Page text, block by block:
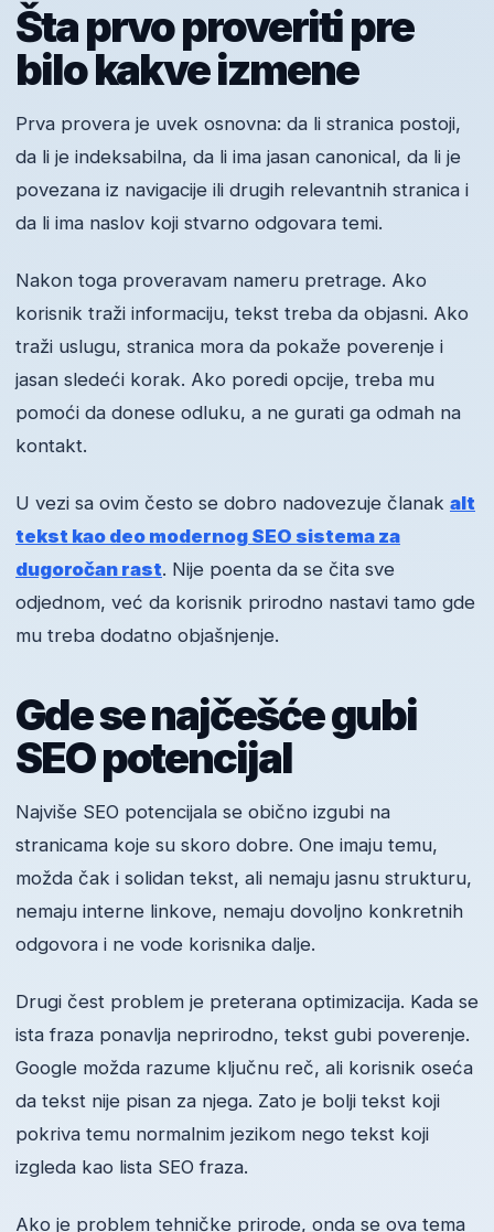
Šta prvo proveriti pre
bilo kakve izmene
Prva provera je uvek osnovna: da li stranica postoji,
da li je indeksabilna, da li ima jasan canonical, da li je
povezana iz navigacije ili drugih relevantnih stranica i
da li ima naslov koji stvarno odgovara temi.
Nakon toga proveravam nameru pretrage. Ako
korisnik traži informaciju, tekst treba da objasni. Ako
traži uslugu, stranica mora da pokaže poverenje i
jasan sledeći korak. Ako poredi opcije, treba mu
pomoći da donese odluku, a ne gurati ga odmah na
kontakt.
U vezi sa ovim često se dobro nadovezuje članak alt
tekst kao deo modernog SEO sistema za
dugoročan rast. Nije poenta da se čita sve
odjednom, već da korisnik prirodno nastavi tamo gde
mu treba dodatno objašnjenje.
Gde se najčešće gubi
SEO potencijal
Najviše SEO potencijala se obično izgubi na
stranicama koje su skoro dobre. One imaju temu,
možda čak i solidan tekst, ali nemaju jasnu strukturu,
nemaju interne linkove, nemaju dovoljno konkretnih
odgovora i ne vode korisnika dalje.
Drugi čest problem je preterana optimizacija. Kada se
ista fraza ponavlja neprirodno, tekst gubi poverenje.
Google možda razume ključnu reč, ali korisnik oseća
da tekst nije pisan za njega. Zato je bolji tekst koji
pokriva temu normalnim jezikom nego tekst koji
izgleda kao lista SEO fraza.
Ako je problem tehničke prirode, onda se ova tema